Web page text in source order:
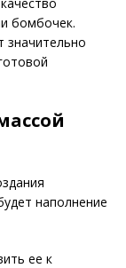
бомбочек.
наполнение
ее к